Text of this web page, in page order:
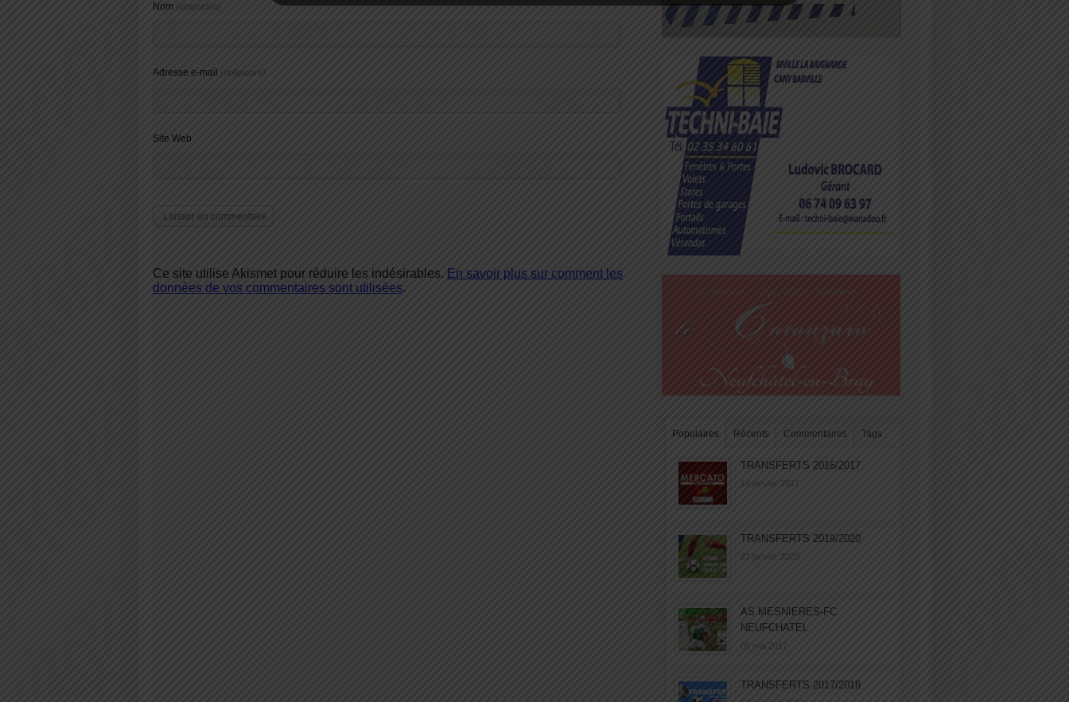
Nom (obligatoire)
Adresse e-mail (obligatoire)
Site Web
Ce site utilise Akismet pour réduire les indésirables. En savoir plus sur comment les
données de vos commentaires sont utilisées.
Populaires Récents Commentaires Tags
TRANSFERTS 2016/2017
14 janvier 2017
TRANSFERTS 2019/2020
27 janvier 2020
AS MESNIERES-FC
NEUFCHATEL
05 mai 2017
TRANSFERTS 2017/2018